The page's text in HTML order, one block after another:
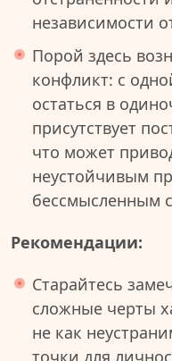
независимости
Порой здесь
конфликт: с
остаться в
присутствует
что может
неустойчивым
бессмысленным
Рекомендации:
Старайтесь
сложные черты
не как
точки для